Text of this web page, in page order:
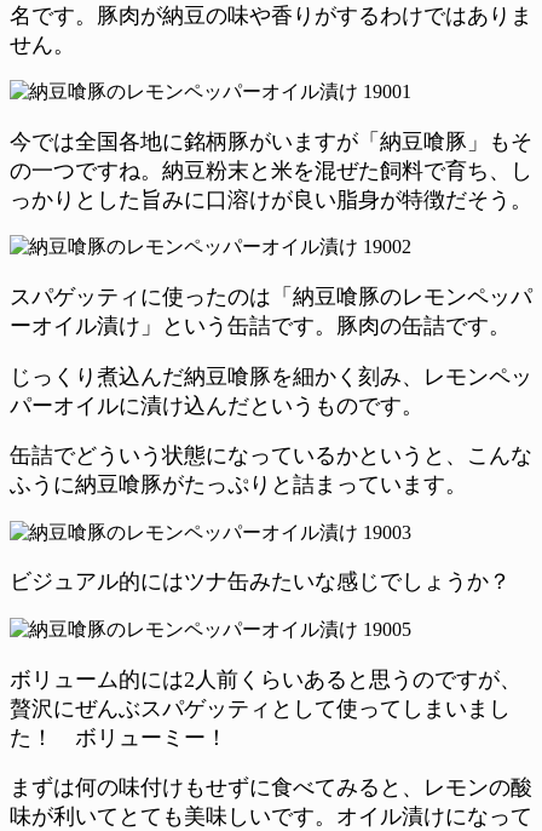
名です。豚肉が納豆の味や香りがするわけではありま
せん。
今では全国各地に銘柄豚がいますが「納豆喰豚」もそ
の一つですね。納豆粉末と米を混ぜた飼料で育ち、し
っかりとした旨みに口溶けが良い脂身が特徴だそう。
スパゲッティに使ったのは「納豆喰豚のレモンペッパ
ーオイル漬け」という缶詰です。豚肉の缶詰です。
じっくり煮込んだ納豆喰豚を細かく刻み、レモンペッ
パーオイルに漬け込んだというものです。
缶詰でどういう状態になっているかというと、こんな
ふうに納豆喰豚がたっぷりと詰まっています。
ビジュアル的にはツナ缶みたいな感じでしょうか？
ボリューム的には2人前くらいあると思うのですが、
贅沢にぜんぶスパゲッティとして使ってしまいまし
た！ ボリューミー！
まずは何の味付けもせずに食べてみると、レモンの酸
味が利いてとても美味しいです。オイル漬けになって